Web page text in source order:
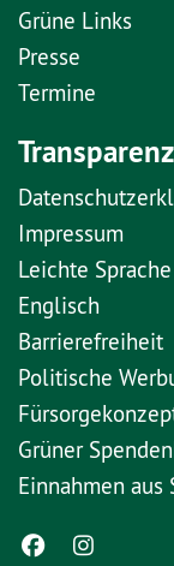
Grüne Links
Presse
Termine
Transparenz
Impressum
Leichte Sprache
Englisch
Barrierefreiheit
Politische
Grüner
Einnahmen aus